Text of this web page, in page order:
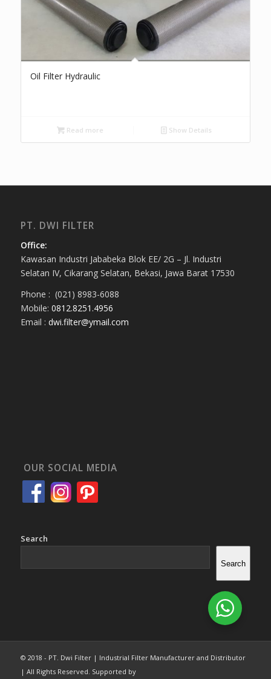
Oil Filter Hydraulic
Read more Show Details
PT. DWI FILTER
Office:
Kawasan Industri Jababeka Blok EE/ 2G – Jl. Industri
Selatan IV, Cikarang Selatan, Bekasi, Jawa Barat 17530
Phone : (021) 8983-6088
Mobile: 0812.8251.4956
Email : dwi.filter@ymail.com
OUR SOCIAL MEDIA
Search
Search
© 2018 - PT. Dwi Filter | Industrial Filter Manufacturer and Distributor
| All Rights Reserved. Supported by